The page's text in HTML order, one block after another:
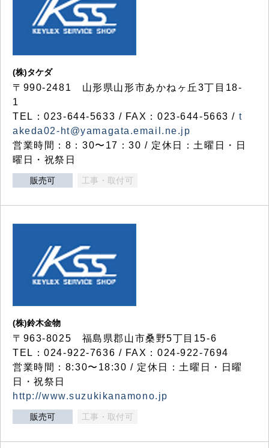
(株)タケダ
〒990-2481 山形県山形市あかねヶ丘3丁目18-
1
TEL：023-644-5633 / FAX：023-644-5663 / t
akeda02-ht@yamagata.email.ne.jp
営業時間：8：30〜17：30 / 定休日：土曜日・日
曜日・祝祭日
販売可 工事・取付可
(株)鈴木金物
〒963-8025 福島県郡山市桑野5丁目15-6
TEL：024-922-7636 / FAX：024-922-7694
営業時間：8:30〜18:30 / 定休日：土曜日・日曜
日・祝祭日
http://www.suzukikanamono.jp
販売可 工事・取付可